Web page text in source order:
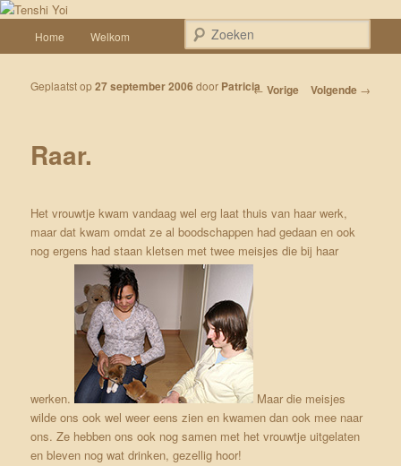
Spring naar de primaire inhoud
Tenshi Yoi
Een weblog over onze Shiba’s (Keiko, Rontu, Miyuki, Tatsu en Yumi)
Home Welkom
Bericht navigatie
← Vorige Volgende →
Raar.
Geplaatst op27 september 2006 door Patricia
Het vrouwtje kwam vandaag wel erg laat thuis van haar werk,
maar dat kwam omdat ze al boodschappen had gedaan en ook
nog ergens had staan kletsen met twee meisjes die bij haar
werken.
Maar die meisjes
wilde ons ook wel weer eens zien en kwamen dan ook mee naar
ons. Ze hebben ons ook nog samen met het vrouwtje uitgelaten
en bleven nog wat drinken, gezellig hoor!